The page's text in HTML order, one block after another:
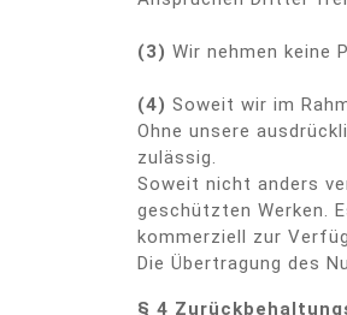
(3) Wir nehmen keine
(4) Soweit wir im
Ohne unsere
zulässig.
Soweit nicht anders
geschützten Werken.
kommerziell zur
Die Übertragung des
§ 4